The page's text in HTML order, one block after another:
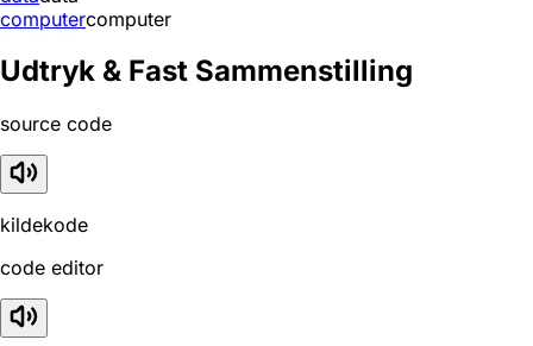
computercomputer
Udtryk & Fast Sammenstilling
source code
kildekode
code editor